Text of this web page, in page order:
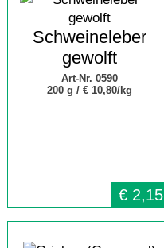
Schweineleber
gewolft
Art-Nr. 0590
200 g / € 10,80/kg
€ 2,15